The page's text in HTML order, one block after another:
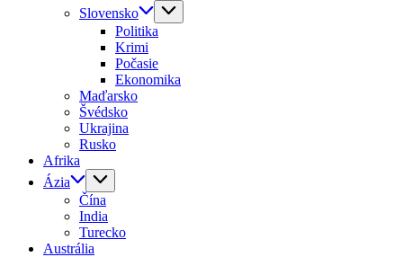
Slovensko
Politika
Krimi
Počasie
Ekonomika
Maďarsko
Švédsko
Ukrajina
Rusko
Afrika
Ázia
Čína
India
Turecko
Austrália